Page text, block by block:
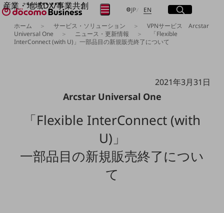
産業・地域DX/事業共創
OPEN HUB for Plural Futures
自律・分散・協調型社会の実現を目指し、
「社会可能性」を探究・実装する事業共創エコシステムです。
産業・地域DXプラットフォーマーとして
企業と地域が持続成長する社会を目指します
Smart Healthcare
Smart Industry
JP日本語
EN Englishサイト内検索
開く
メニュー
開く
取り組みを検索
ホーム サービス・ソリューション
VPNサービス Arcstar
Universal One
ニュース・更新情報
「Flexible
InterConnect (with U)」一部品目の新規販売終了について
2021年3月31日
Arcstar Universal One
「Flexible InterConnect (with
U)」
一部品目の新規販売終了につい
て